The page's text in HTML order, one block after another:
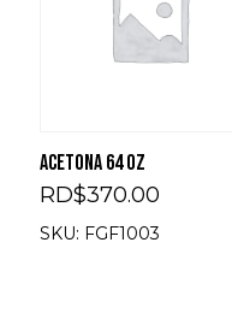
ACETONA 64 OZ
RD$370.00
SKU: FGF1003